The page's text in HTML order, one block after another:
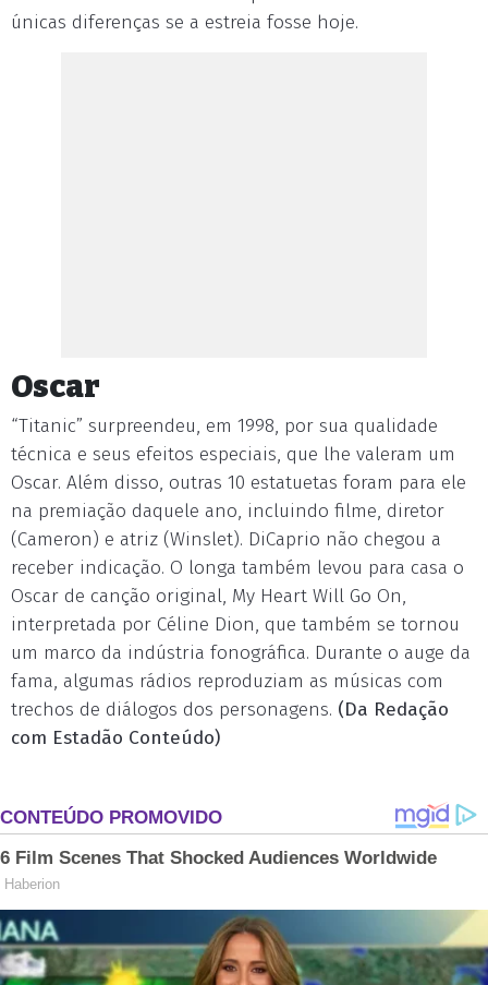
únicas diferenças se a estreia fosse hoje.
Oscar
“Titanic” surpreendeu, em 1998, por sua qualidade
técnica e seus efeitos especiais, que lhe valeram um
Oscar. Além disso, outras 10 estatuetas foram para ele
na premiação daquele ano, incluindo filme, diretor
(Cameron) e atriz (Winslet). DiCaprio não chegou a
receber indicação. O longa também levou para casa o
Oscar de canção original, My Heart Will Go On,
interpretada por Céline Dion, que também se tornou
um marco da indústria fonográfica. Durante o auge da
fama, algumas rádios reproduziam as músicas com
trechos de diálogos dos personagens. (Da Redação
com Estadão Conteúdo)